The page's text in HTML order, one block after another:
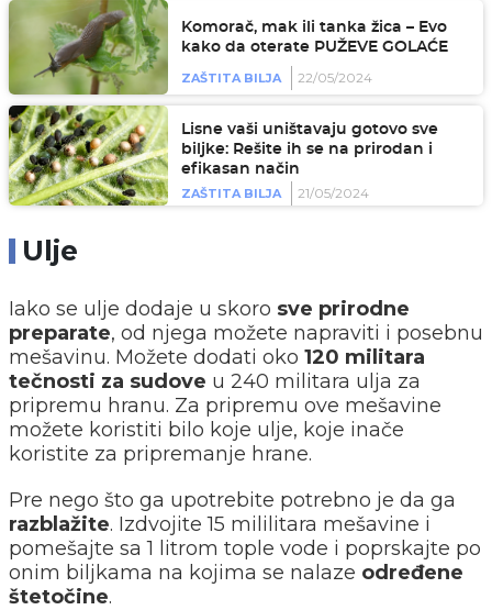
Komorač, mak ili tanka žica – Evo
kako da oterate PUŽEVE GOLAĆE
ZAŠTITA BILJA 22/05/2024
Lisne vaši uništavaju gotovo sve
biljke: Rešite ih se na prirodan i
efikasan način
ZAŠTITA BILJA
21/05/2024
Ulje
Iako se ulje dodaje u skoro sve prirodne
preparate, od njega možete napraviti i posebnu
mešavinu. Možete dodati oko 120 militara
tečnosti za sudove u 240 militara ulja za
pripremu hranu. Za pripremu ove mešavine
možete koristiti bilo koje ulje, koje inače
koristite za pripremanje hrane.
Pre nego što ga upotrebite potrebno je da ga
razblažite. Izdvojite 15 mililitara mešavine i
pomešajte sa 1 litrom tople vode i poprskajte po
onim biljkama na kojima se nalaze određene
štetočine.